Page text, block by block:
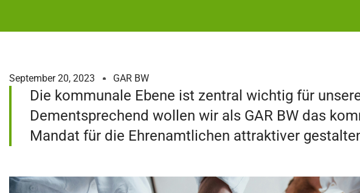
September 20, 2023 GAR BW
Die kommunale Ebene ist zentral wichtig für
Dementsprechend wollen wir als GAR BW das
Mandat für die Ehrenamtlichen attraktiver